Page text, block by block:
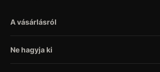
A vásárlásról
Ne hagyja ki